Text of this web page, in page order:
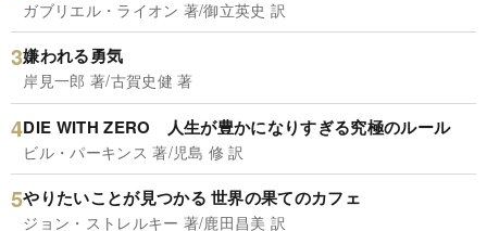
ガブリエル・ライオン 著/御立英史 訳
嫌われる勇気
岸見一郎 著/古賀史健 著
DIE WITH ZERO 人生が豊かになりすぎる究極のルール
ビル・パーキンス 著/児島 修 訳
やりたいことが見つかる 世界の果てのカフェ
ジョン・ストレルキー 著/鹿田昌美 訳